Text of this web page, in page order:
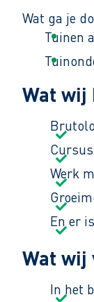
Wat ga je
Tuinen
Je werkt
Wat wij
Werk
En er
Wat wij
In het